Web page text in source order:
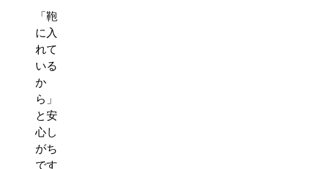
ダ
イ
ル
財
時
計
バ
ン
ド
「鞄
に入
れて
いる
か
ら」
と安
心し
がち
です